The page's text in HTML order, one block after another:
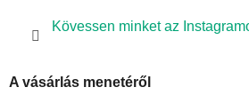
Kövessen minket az
A vásárlás menetéről